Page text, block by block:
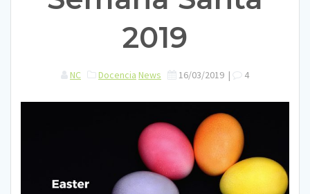
2019
NC Docencia News 16/03/2019 | 4